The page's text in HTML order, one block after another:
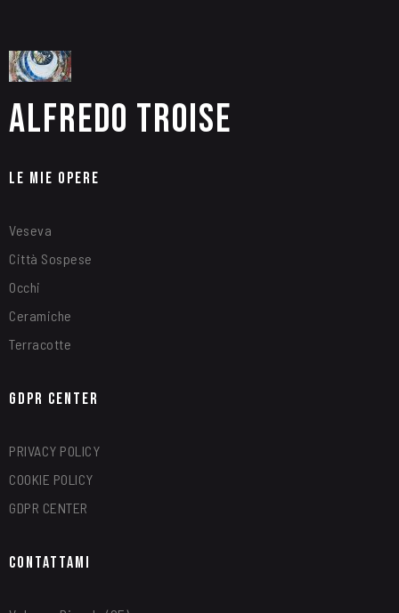
Alfredo Troise
Le Mie Opere
Veseva
Città Sospese
Occhi
Ceramiche
Terracotte
GDPR Center
PRIVACY POLICY
COOKIE POLICY
GDPR CENTER
Contattami